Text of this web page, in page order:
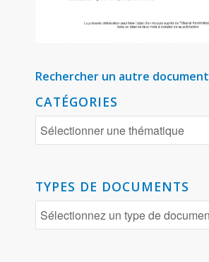
Rechercher un autre document
CATÉGORIES
TYPES DE DOCUMENTS